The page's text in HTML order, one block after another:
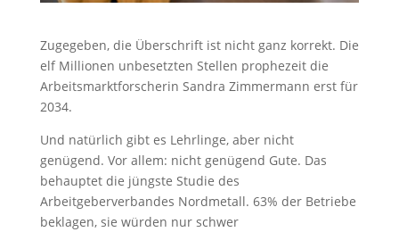
Zugegeben, die Überschrift ist nicht ganz korrekt. Die
elf Millionen unbesetzten Stellen prophezeit die
Arbeitsmarktforscherin Sandra Zimmermann erst für
2034.
Und natürlich gibt es Lehrlinge, aber nicht
genügend. Vor allem: nicht genügend Gute. Das
behauptet die jüngste Studie des
Arbeitgeberverbandes Nordmetall. 63% der Betriebe
beklagen, sie würden nur schwer